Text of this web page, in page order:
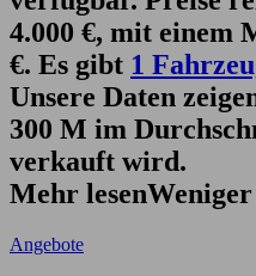
4.000 €, mit einem
€. Es gibt 1
Unsere Daten
300 M im
verkauft wird.
Mehr lesenWeniger
Angebote